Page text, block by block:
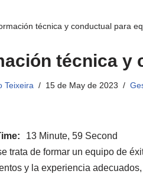
técnica y conductual para
técnica y
Teixeira 15 de May de 2023
13 Minute, 59 Second
trata de formar un equipo de
y la experiencia